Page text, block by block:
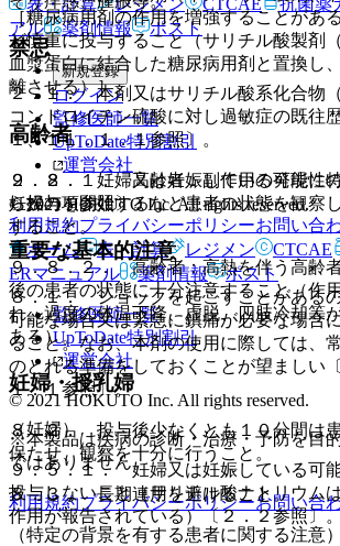
［糖尿病用剤の作用を増強することがあ
ど慎重に投与すること（サリチル酸製剤
血漿蛋白に結合した糖尿病用剤と置換し
離させる）］。
高齢者
９．８．１． 高齢者：副作用の発現に
ら投与を開始するなど患者の状態を観察
すること。
９．８．２． 高齢者：高熱を伴う高齢
後の患者の状態に十分注意すること（作
れ、過度の体温下降、虚脱、四肢冷却等
ある）。
妊婦・授乳婦
（妊婦）
９．５．１． 妊婦又は妊娠している可
投与しないこと（サリチル酸ナトリウム
作用が報告されている）〔２．２参照〕
禁忌
２．１． 本剤又はサリチル酸系化合物（
コンドロイチン硫酸に対し過敏症の既往
１、１１．１．１参照〕。
２．２． 妊婦又は妊娠している可能性
妊婦の項参照〕。
重要な基本的注意
８．１． ショックを起こすことがある
可能な場合又は緊急に鎮痛が必要な場合
ること。なお、本剤の使用に際しては、
のとれる準備をしておくことが望ましい
１．１参照〕。
８．２． 投与後少なくとも１０分間は
保たせ、観察を十分に行うこと。
８．３． 長期連用を避けること。
（特定の背景を有する患者に関する注意）
アル
薬剤情報 ポスト
新規登録
ログイン
監修医師一覧
UpToDate特別割引
運営会社
© 2021 HOKUTO Inc. All rights reserved.
利用規約プライバシーポリシーお問い合
ホーム
表・計算 レジメン CTCAE
ERマニュアル
薬剤情報 ポスト
監修医師一覧
UpToDate特別割引
運営会社
© 2021 HOKUTO Inc. All rights reserved.
※本製品は疾病の診断・治療・予防を目
ではありません。
利用規約プライバシーポリシーお問い合